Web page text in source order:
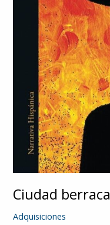
Ciudad berraca
Adquisiciones